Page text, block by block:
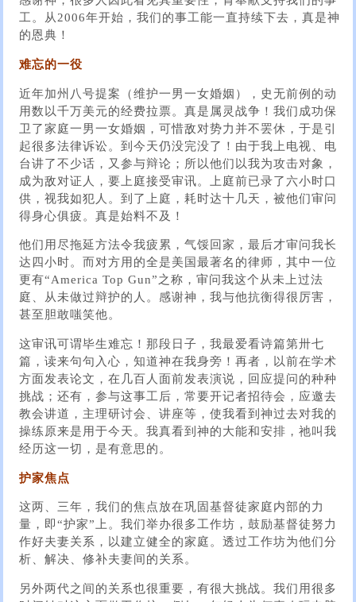
工。从2006年开始，我们的事工能一直持续下去，真是神
的恩典！
难忘的一役
近年加州八号提案（维护一男一女婚姻），史无前例的动
用数以千万美元的经费拉票。真是属灵战争！我们成功保
卫了家庭一男一女婚姻，可惜敌对势力并不罢休，于是引
起很多法律诉讼。到今天仍没完没了！由于我上电视、电
台讲了不少话，又参与辩论；所以他们以我为攻击对象，
成为敌对证人，要上庭接受审讯。上庭前已录了六小时口
供，视我如犯人。到了上庭，耗时达十几天，被他们审问
得身心俱疲。真是始料不及！
他们用尽拖延方法令我疲累，气馁回家，最后才审问我长
达四小时。而对方用的全是美国最著名的律师，其中一位
更有“America Top Gun”之称，审问我这个从未上过法
庭、从未做过辩护的人。感谢神，我与他抗衡得很厉害，
甚至胆敢嗤笑他。
这审讯可谓毕生难忘！那段日子，我最爱看诗篇第卅七
篇，读来句句入心，知道神在我身旁！再者，以前在学术
方面发表论文，在几百人面前发表演说，回应提问的种种
挑战；还有，参与这事工后，常要开记者招待会，应邀去
教会讲道，主理研讨会、讲座等，使我看到神过去对我的
操练原来是用于今天。我真看到神的大能和安排，祂叫我
经历这一切，是有意思的。
护家焦点
这两、三年，我们的焦点放在巩固基督徒家庭内部的力
量，即“护家”上。我们举办很多工作坊，鼓励基督徒努力
作好夫妻关系，以建立健全的家庭。透过工作坊为他们分
析、解决、修补夫妻间的关系。
另外两代之间的关系也很重要，有很大挑战。我们用很多